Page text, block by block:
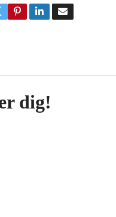
dig!